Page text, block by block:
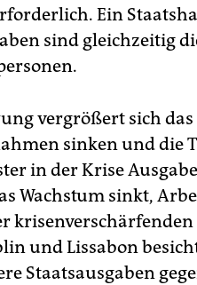
Ein
sind gleichzeitig
vergrößert sich
sinken und die
in der Krise
Wachstum sinkt,
und Lissabon
Staatsausgaben